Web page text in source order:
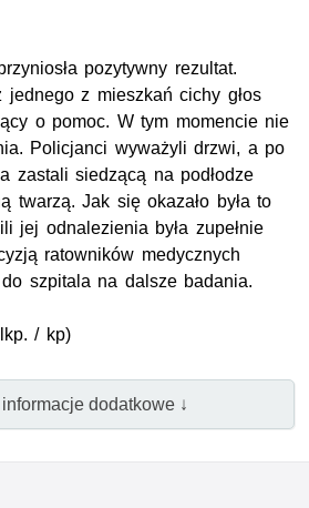
pozytywny rezultat.
jednego z mieszkań cichy głos
o pomoc. W tym momencie nie
Policjanci wyważyli drzwi, a po
zastali siedzącą na podłodze
twarzą. Jak się okazało była to
jej odnalezienia była zupełnie
ratowników medycznych
szpitala na dalsze badania.
/ kp)
dodatkowe ↓